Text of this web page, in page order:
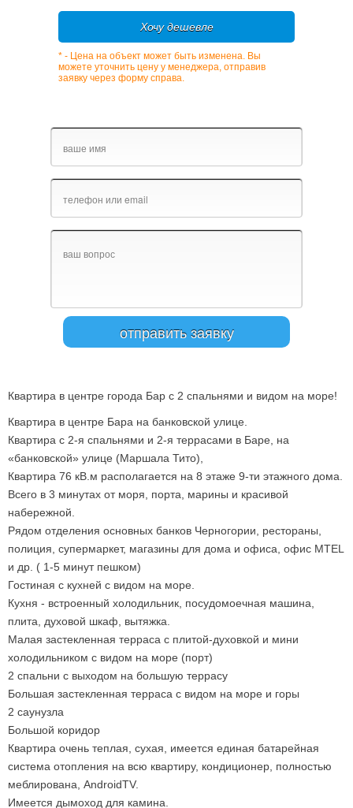
Хочу дешевле
* - Цена на объект может быть изменена. Вы
можете уточнить цену у менеджера, отправив
заявку через форму справа.
Квартира в центре города Бар с 2 спальнями и видом на море!
Квартира в центре Бара на банковской улице.
Квартира с 2-я спальнями и 2-я террасами в Баре, на
«банковской» улице (Маршала Тито),
Квартира 76 кВ.м располагается на 8 этаже 9-ти этажного дома.
Всего в 3 минутах от моря, порта, марины и красивой
набережной.
Рядом отделения основных банков Черногории, рестораны,
полиция, супермаркет, магазины для дома и офиса, офис MTEL
и др. ( 1-5 минут пешком)
Гостиная с кухней с видом на море.
Кухня - встроенный холодильник, посудомоечная машина,
плита, духовой шкаф, вытяжка.
Малая застекленная терраса с плитой-духовкой и мини
холодильником с видом на море (порт)
2 спальни с выходом на большую террасу
Большая застекленная терраса с видом на море и горы
2 саунузла
Большой коридор
Квартира очень теплая, сухая, имеется единая батарейная
система отопления на всю квартиру, кондиционер, полностью
меблирована, AndroidTV.
Имеется дымоход для камина.